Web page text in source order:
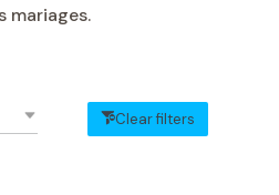
mariages.
Clear filters